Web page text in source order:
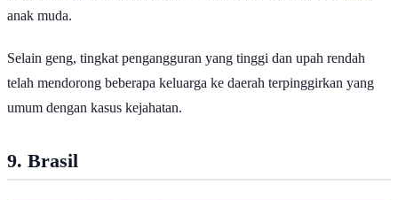
anak muda.
Selain geng, tingkat pengangguran yang tinggi dan upah rendah
telah mendorong beberapa keluarga ke daerah terpinggirkan yang
umum dengan kasus kejahatan.
9. Brasil